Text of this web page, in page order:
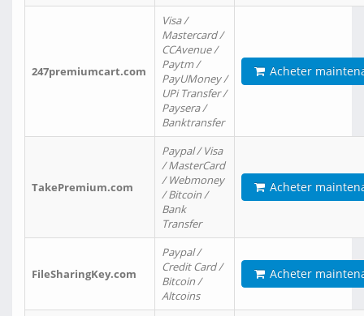
247premiumcart.com
Visa /
Mastercard /
CCAvenue /
Paytm /
PayUMoney /
UPi Transfer /
Paysera /
Banktransfer
Acheter
TakePremium.com
Paypal / Visa
/ MasterCard
/ Webmoney
/ Bitcoin /
Bank
Transfer
Acheter
FileSharingKey.com
Paypal /
Credit Card /
Bitcoin /
Altcoins
Acheter